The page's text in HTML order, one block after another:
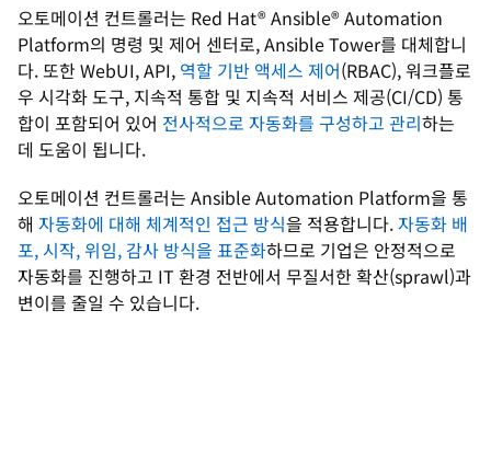
오토메이션 컨트롤러는 Red Hat® Ansible® Automation
Platform의 명령 및 제어 센터로, Ansible Tower를 대체합니
다. 또한 WebUI, API, 역할 기반 액세스 제어(RBAC), 워크플로
우 시각화 도구, 지속적 통합 및 지속적 서비스 제공(CI/CD) 통
합이 포함되어 있어 전사적으로 자동화를 구성하고 관리하는
데 도움이 됩니다.
오토메이션 컨트롤러는 Ansible Automation Platform을 통
해 자동화에 대해 체계적인 접근 방식을 적용합니다.자동화 배
포, 시작, 위임, 감사 방식을 표준화하므로 기업은 안정적으로
자동화를 진행하고 IT 환경 전반에서 무질서한 확산(sprawl)과
변이를 줄일 수 있습니다.